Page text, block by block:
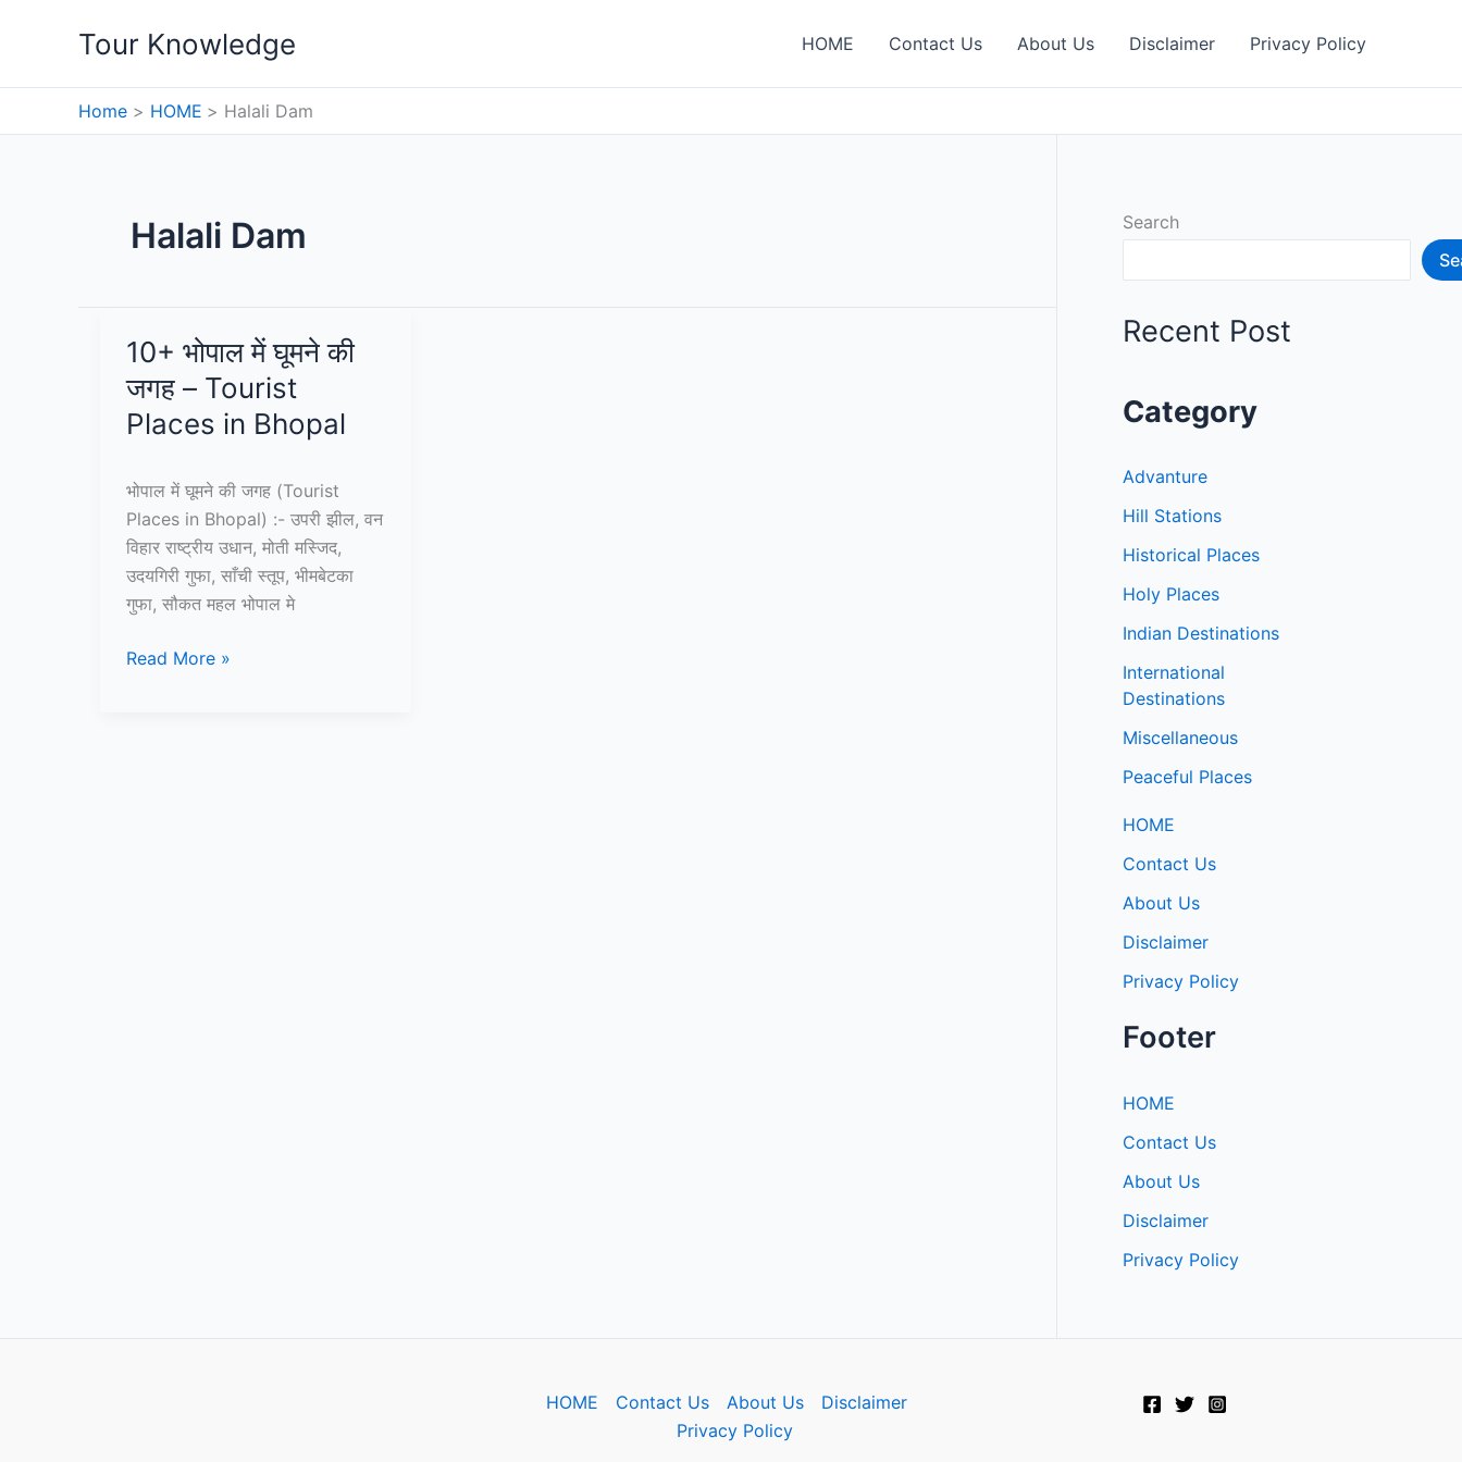
Tour Knowledge HOME Contact Us About Us Disclaimer Privacy Policy
Home HOME Halali Dam
Halali Dam
10+ भोपाल में घूमने की
जगह – Tourist
Places in Bhopal
भोपाल में घूमने की जगह (Tourist
Places in Bhopal) :- उपरी झील, वन
विहार राष्ट्रीय उधान, मोती मस्जिद,
उदयगिरी गुफा, साँची स्तूप, भीमबेटका
गुफा, सौकत महल भोपाल मे
10+
Read More »
Search
Recent Post
Category
Advanture
Hill Stations
Historical Places
Holy Places
Indian Destinations
International
Destinations
Miscellaneous
Peaceful Places
HOME
Contact Us
About Us
Disclaimer
Privacy Policy
Footer
HOME
Contact Us
About Us
Disclaimer
Privacy Policy
HOME Contact Us About Us
Disclaimer
Privacy Policy